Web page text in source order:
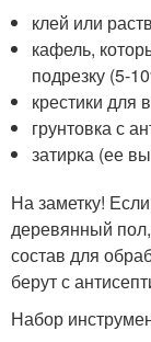
клей или
кафель,
подрезку (5-
крестики
грунтовка с
затирка (ее
На заметку!
деревянный
состав для
берут с
Набор